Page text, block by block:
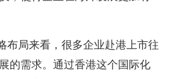
布局来看，很多企业赴港上市往
的需求。通过香港这个国际化